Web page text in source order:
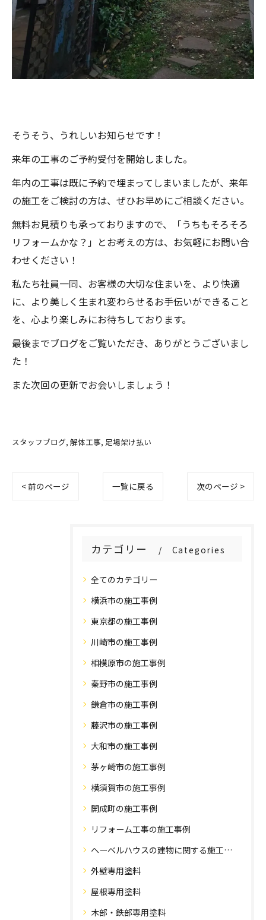
そうそう、うれしいお知らせです！
来年の工事のご予約受付を開始しました。
年内の工事は既に予約で埋まってしまいましたが、来年
の施工をご検討の方は、ぜひお早めにご相談ください。
無料お見積りも承っておりますので、「うちもそろそろ
リフォームかな？」とお考えの方は、お気軽にお問い合
わせください！
私たち社員一同、お客様の大切な住まいを、より快適
に、より美しく生まれ変わらせるお手伝いができること
を、心より楽しみにお待ちしております。
最後までブログをご覧いただき、ありがとうございまし
た！
また次回の更新でお会いしましょう！
スタッフブログ 解体工事 足場架け払い
< 前のページ 一覧に戻る 次のページ >
カテゴリー Categories
全てのカテゴリー
横浜市の施工事例
東京都の施工事例
川崎市の施工事例
相模原市の施工事例
秦野市の施工事例
鎌倉市の施工事例
藤沢市の施工事例
大和市の施工事例
茅ヶ崎市の施工事例
横須賀市の施工事例
開成町の施工事例
リフォーム工事の施工事例
ヘーベルハウスの建物に関する施工事例
外壁専用塗料
屋根専用塗料
木部・鉄部専用塗料